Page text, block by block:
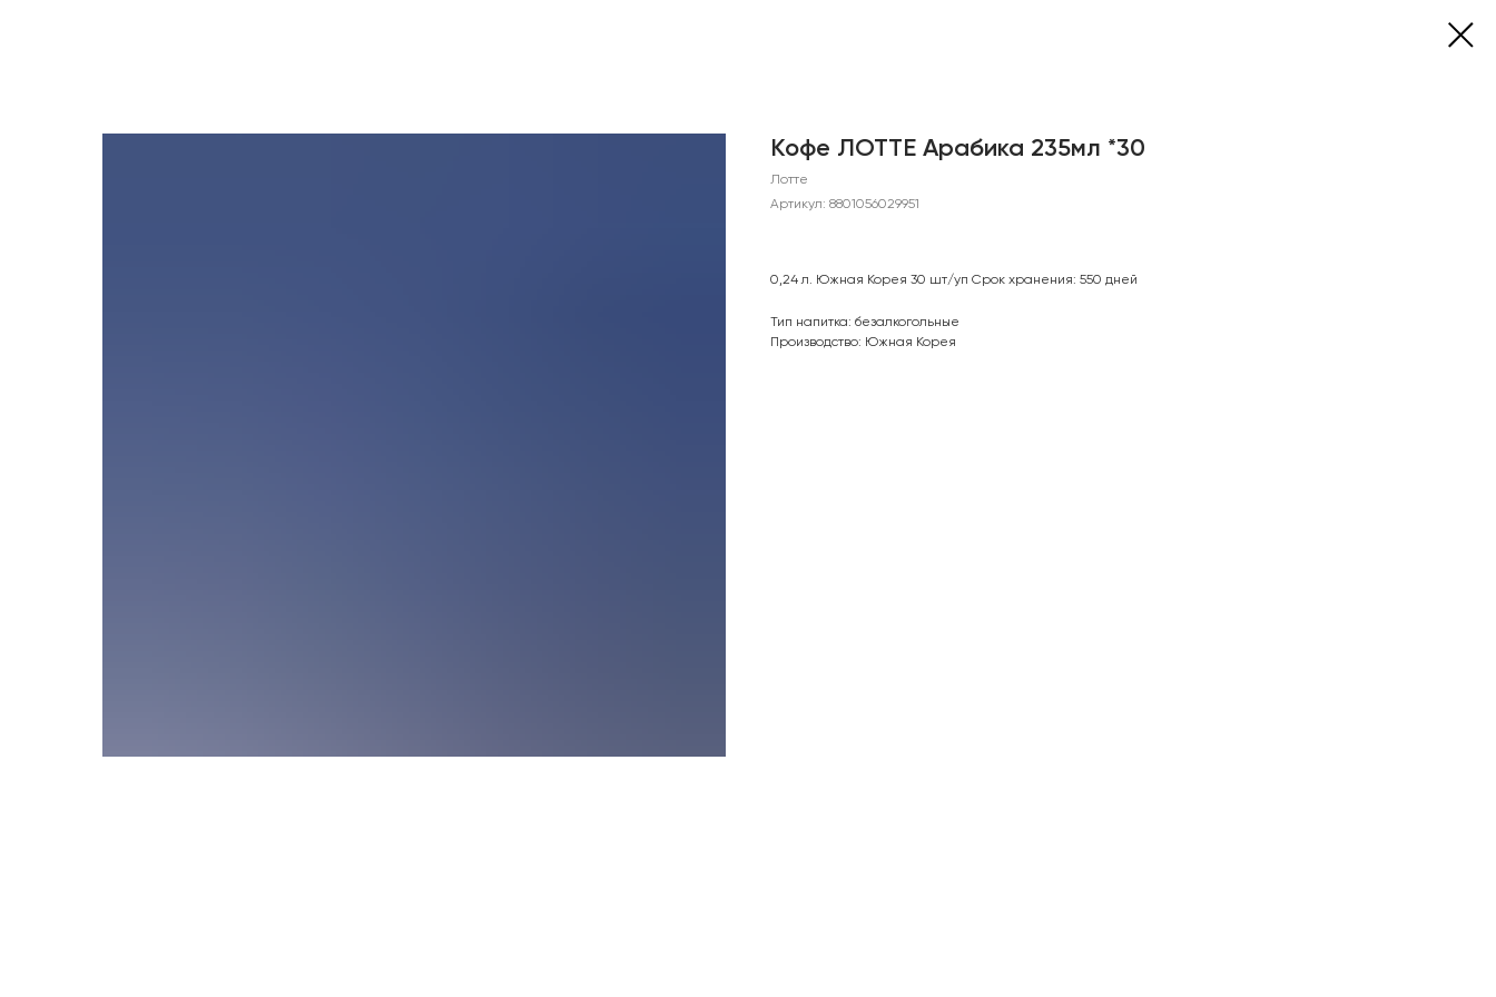
Кофе ЛОТТЕ Арабика 235мл *30
Лотте
Артикул: 8801056029951
0,24 л. Южная Корея 30 шт/уп Срок хранения: 550 дней
Тип напитка: безалкогольные
Производство: Южная Корея